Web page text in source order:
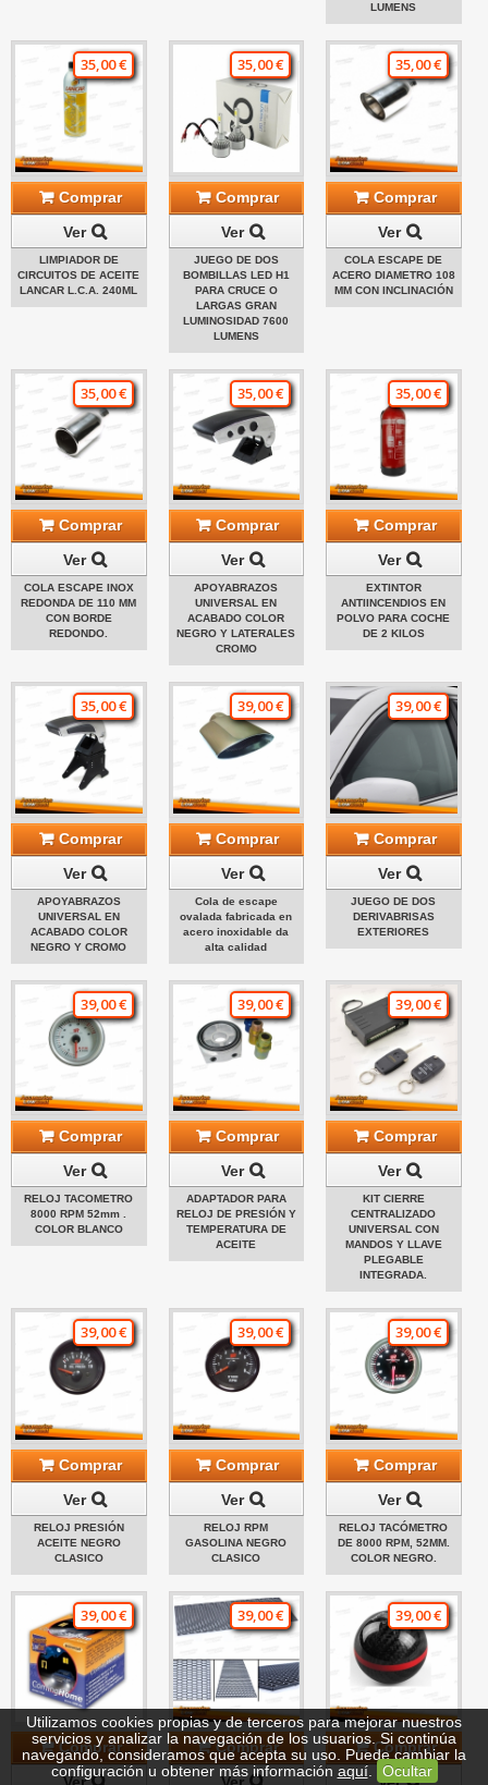
LUMENS
35,00 €
Comprar
Ver
LIMPIADOR DE
CIRCUITOS DE ACEITE
LANCAR L.C.A. 240ML
35,00 €
Comprar
Ver
JUEGO DE DOS
BOMBILLAS LED H1
PARA CRUCE O
LARGAS GRAN
LUMINOSIDAD 7600
LUMENS
35,00 €
Comprar
Ver
COLA ESCAPE DE
ACERO DIAMETRO 108
MM CON INCLINACIÓN
35,00 €
Comprar
Ver
COLA ESCAPE INOX
REDONDA DE 110 MM
CON BORDE
REDONDO.
35,00 €
Comprar
Ver
APOYABRAZOS
UNIVERSAL EN
ACABADO COLOR
NEGRO Y LATERALES
CROMO
35,00 €
Comprar
Ver
EXTINTOR
ANTIINCENDIOS EN
POLVO PARA COCHE
DE 2 KILOS
35,00 €
Comprar
Ver
APOYABRAZOS
UNIVERSAL EN
ACABADO COLOR
NEGRO Y CROMO
39,00 €
Comprar
Ver
Cola de escape
ovalada fabricada en
acero inoxidable da
alta calidad
39,00 €
Comprar
Ver
JUEGO DE DOS
DERIVABRISAS
EXTERIORES
39,00 €
Comprar
Ver
RELOJ TACOMETRO
8000 RPM 52mm .
COLOR BLANCO
39,00 €
Comprar
Ver
ADAPTADOR PARA
RELOJ DE PRESIÓN Y
TEMPERATURA DE
ACEITE
39,00 €
Comprar
Ver
KIT CIERRE
CENTRALIZADO
UNIVERSAL CON
MANDOS Y LLAVE
PLEGABLE
INTEGRADA.
39,00 €
Comprar
Ver
RELOJ PRESIÓN
ACEITE NEGRO
CLASICO
39,00 €
Comprar
Ver
RELOJ RPM
GASOLINA NEGRO
CLASICO
39,00 €
Comprar
Ver
RELOJ TACÓMETRO
DE 8000 RPM, 52MM.
COLOR NEGRO.
39,00 €
Comprar
39,00 €
Comprar
39,00 €
Comprar
Utilizamos cookies propias y de terceros para mejorar nuestros
servicios y analizar la navegación de los usuarios. Si continúa
navegando, consideramos que acepta su uso. Puede cambiar la
configuración u obtener más información aquí. Ocultar